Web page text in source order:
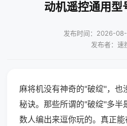
动机遥控通用
发布时间：2026-
发布者：速
麻将机没有神奇的"破绽"，也
秘诀。那些所谓的"破绽"多半
数人编出来逗你玩的。真正